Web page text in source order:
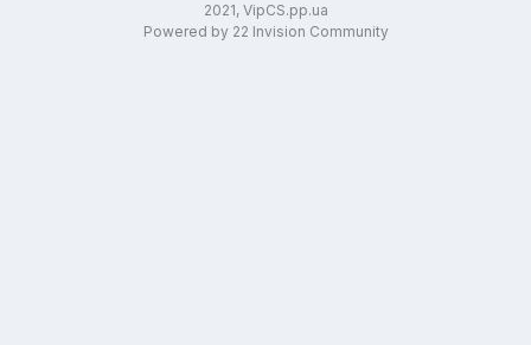
2021, VipCS.pp.ua
Powered by 22 Invision Community